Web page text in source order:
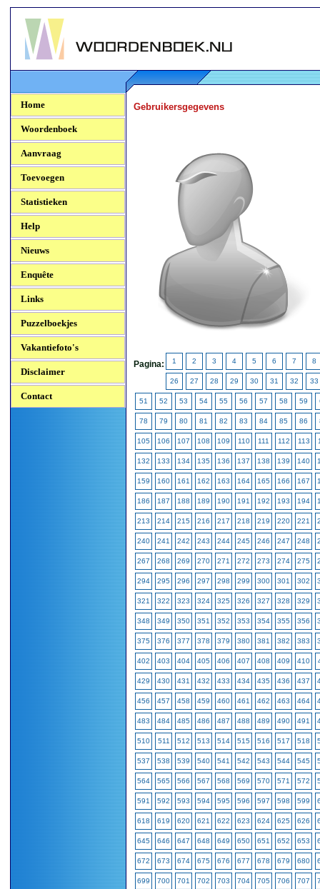
Woordenboek.NU
Home
Woordenboek
Aanvraag
Toevoegen
Statistieken
Help
Nieuws
Enquête
Links
Puzzelboekjes
Vakantiefoto's
Disclaimer
Contact
Gebruikersgegevens
Pagina: 1 2 3 4 5 6 7 8
26 27 28 29 30 31 32 33
51 52 53 54 55 56 57 58 59
78 79 80 81 82 83 84 85 86
105 106 107 108 109 110 111 112 113
132 133 134 135 136 137 138 139 140
159 160 161 162 163 164 165 166 167
186 187 188 189 190 191 192 193 194
213 214 215 216 217 218 219 220 221
240 241 242 243 244 245 246 247 248
267 268 269 270 271 272 273 274 275
294 295 296 297 298 299 300 301 302
321 322 323 324 325 326 327 328 329
348 349 350 351 352 353 354 355 356
375 376 377 378 379 380 381 382 383
402 403 404 405 406 407 408 409 410
429 430 431 432 433 434 435 436 437
456 457 458 459 460 461 462 463 464
483 484 485 486 487 488 489 490 491
510 511 512 513 514 515 516 517 518
537 538 539 540 541 542 543 544 545
564 565 566 567 568 569 570 571 572
591 592 593 594 595 596 597 598 599
618 619 620 621 622 623 624 625 626
645 646 647 648 649 650 651 652 653
672 673 674 675 676 677 678 679 680
699 700 701 702 703 704 705 706 707